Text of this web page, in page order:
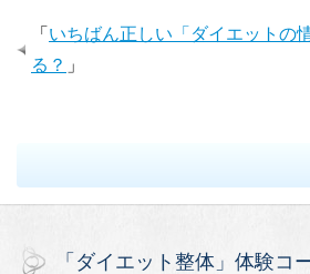
「 いちばん正しい「ダイエットの
る？ 」
「ダイエット整体」体験コ